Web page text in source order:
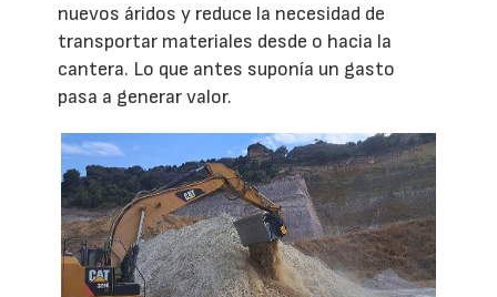
nuevos áridos y reduce la necesidad de
transportar materiales desde o hacia la
cantera. Lo que antes suponía un gasto
pasa a generar valor.